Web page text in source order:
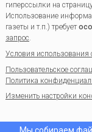
гиперссылки на
Использование
газеты и т.п.) требует
запрос.
Условия использования
Пользовательское
Политика
Изменить настройки
Мы собираем